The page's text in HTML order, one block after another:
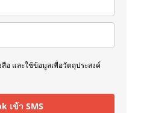
อ และใช้ข้อมูลเพื่อวัตถุประสงค์
เข้า SMS